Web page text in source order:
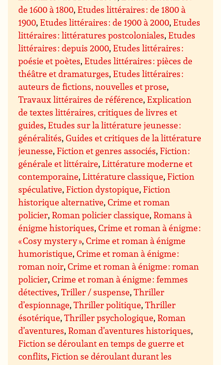
de 1600 à 1800,Etudes littéraires : de 1800 à
1900,Etudes littéraires : de 1900 à 2000,Etudes
littéraires : littératures postcoloniales,Etudes
littéraires : depuis 2000,Etudes littéraires :
poésie et poètes,Etudes littéraires : pièces de
théâtre et dramaturges,Etudes littéraires :
auteurs de fictions, nouvelles et prose,
Travaux littéraires de référence,Explication
de textes littéraires, critiques de livres et
guides,Etudes sur la littérature jeunesse :
généralités,Guides et critiques de la littérature
jeunesse,Fiction et genres associés,Fiction :
générale et littéraire,Littérature moderne et
contemporaine,Littérature classique,Fiction
spéculative,Fiction dystopique,Fiction
historique alternative,Crime et roman
policier,Roman policier classique,Romans à
énigme historiques,Crime et roman à énigme :
« Cosy mystery »,Crime et roman à énigme
humoristique,Crime et roman à énigme :
roman noir,Crime et roman à énigme : roman
policier,Crime et roman à énigme : femmes
détectives,Triller / suspense,Thriller
d’espionnage,Thriller politique,Thriller
ésotérique,Thriller psychologique,Roman
d’aventures,Roman d’aventures historiques,
Fiction se déroulant en temps de guerre et
conflits,Fiction se déroulant durant les